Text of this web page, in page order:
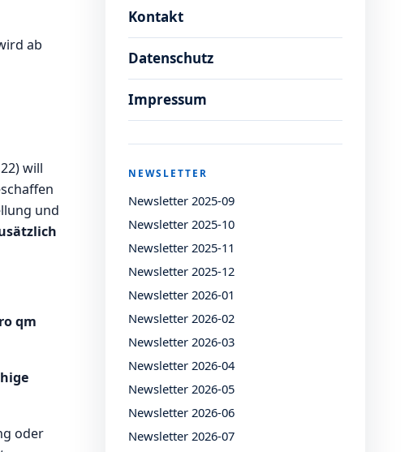
ab
will
und
qm
oder
Kontakt
Datenschutz
Impressum
NEWSLETTER
Newsletter 2025-09
Newsletter 2025-10
Newsletter 2025-11
Newsletter 2025-12
Newsletter 2026-01
Newsletter 2026-02
Newsletter 2026-03
Newsletter 2026-04
Newsletter 2026-05
Newsletter 2026-06
Newsletter 2026-07